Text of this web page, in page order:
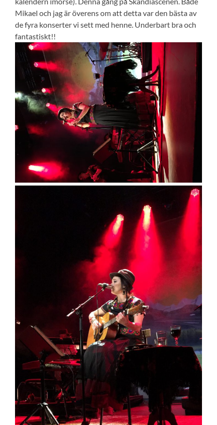
Mikael och jag är överens om att detta var den bästa av
de fyra konserter vi sett med henne. Underbart bra och
fantastiskt!!